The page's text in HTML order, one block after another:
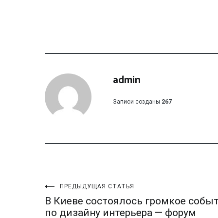
admin
Записи созданы 267
Навигация
ПРЕДЫДУЩАЯ СТАТЬЯ
В Киеве состоялось громкое
по дизайну интерьера — форум